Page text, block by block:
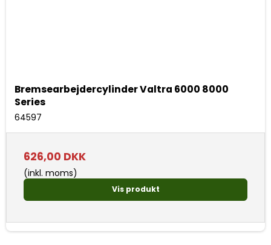
Bremsearbejdercylinder Valtra 6000 8000
Series
64597
626,00 DKK
(inkl. moms)
Vis produkt